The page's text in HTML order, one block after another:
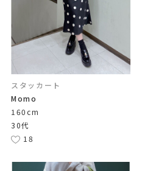
スタッカート
Momo
160cm
30代
18